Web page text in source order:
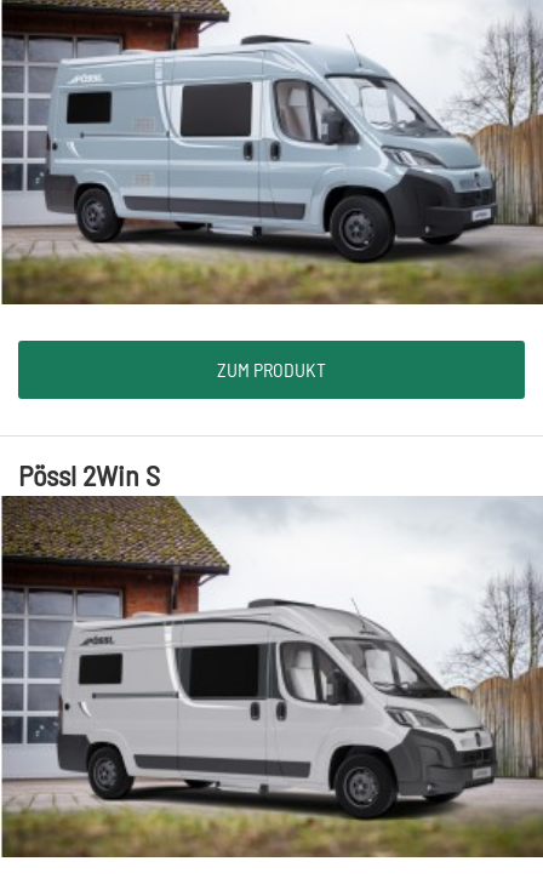
ZUM PRODUKT
Pössl 2Win S